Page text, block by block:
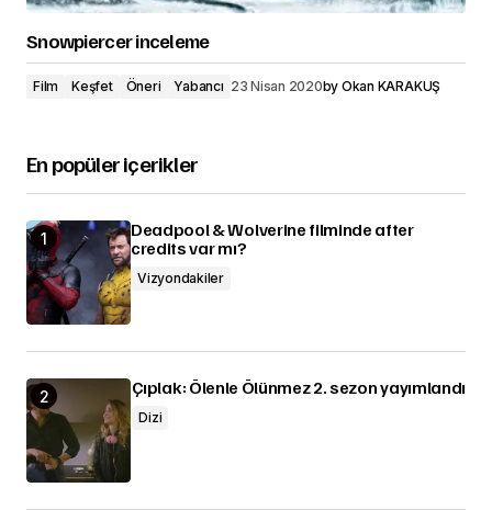
Snowpiercer inceleme
Film Keşfet Öneri Yabancı 23 Nisan 2020by Okan KARAKUŞ
En popüler içerikler
Deadpool & Wolverine filminde after
credits var mı?
Vizyondakiler
Çıplak: Ölenle Ölünmez 2. sezon yayımlandı
Dizi